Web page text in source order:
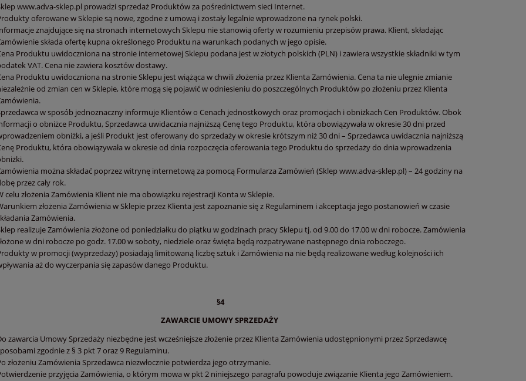
www.adva-sklep.pl prowadzi sprzedaż Produktów za pośrednictwem sieci Internet.
oferowane w Sklepie są nowe, zgodne z umową i zostały legalnie wprowadzone na rynek polski.
znajdujące się na stronach internetowych Sklepu nie stanowią oferty w rozumieniu przepisów prawa. Klient, składając
składa ofertę kupna określonego Produktu na warunkach podanych w jego opisie.
Produktu uwidoczniona na stronie internetowej Sklepu podana jest w złotych polskich (PLN) i zawiera wszystkie składniki w tym
VAT. Cena nie zawiera kosztów dostawy.
Produktu uwidoczniona na stronie Sklepu jest wiążąca w chwili złożenia przez Klienta Zamówienia. Cena ta nie ulegnie zmianie
od zmian cen w Sklepie, które mogą się pojawić w odniesieniu do poszczególnych Produktów po złożeniu przez Klienta
w sposób jednoznaczny informuje Klientów o Cenach jednostkowych oraz promocjach i obniżkach Cen Produktów. Obok
o obniżce Produktu, Sprzedawca uwidacznia najniższą Cenę tego Produktu, która obowiązywała w okresie 30 dni przed
obniżki, a jeśli Produkt jest oferowany do sprzedaży w okresie krótszym niż 30 dni – Sprzedawca uwidacznia najniższą
Produktu, która obowiązywała w okresie od dnia rozpoczęcia oferowania tego Produktu do sprzedaży do dnia wprowadzenia
można składać poprzez witrynę internetową za pomocą Formularza Zamówień (Sklep www.adva-sklep.pl) – 24 godziny na
przez cały rok.
celu złożenia Zamówienia Klient nie ma obowiązku rejestracji Konta w Sklepie.
złożenia Zamówienia w Sklepie przez Klienta jest zapoznanie się z Regulaminem i akceptacja jego postanowień w czasie
Zamówienia.
realizuje Zamówienia złożone od poniedziałku do piątku w godzinach pracy Sklepu tj. od 9.00 do 17.00 w dni robocze. Zamówienia
w dni robocze po godz. 17.00 w soboty, niedziele oraz święta będą rozpatrywane następnego dnia roboczego.
w promocji (wyprzedaży) posiadają limitowaną liczbę sztuk i Zamówienia na nie będą realizowane według kolejności ich
aż do wyczerpania się zapasów danego Produktu.
§4
ZAWARCIE UMOWY SPRZEDAŻY
zawarcia Umowy Sprzedaży niezbędne jest wcześniejsze złożenie przez Klienta Zamówienia udostępnionymi przez Sprzedawcę
zgodnie z § 3 pkt 7 oraz 9 Regulaminu.
złożeniu Zamówienia Sprzedawca niezwłocznie potwierdza jego otrzymanie.
przyjęcia Zamówienia, o którym mowa w pkt 2 niniejszego paragrafu powoduje związanie Klienta jego Zamówieniem.